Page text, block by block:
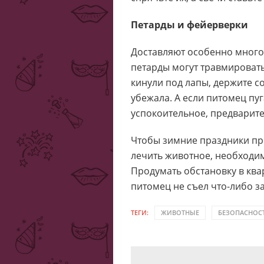
Петарды и фейерверки
Доставляют особенно
петарды могут
кинули под лапы, держите
убежала. А если питомец
успокоительное,
Чтобы зимние праздники
лечить животное,
Продумать обстановку в
питомец не съел что-либо
ТЕГИ: ЖИВОТНЫЕ